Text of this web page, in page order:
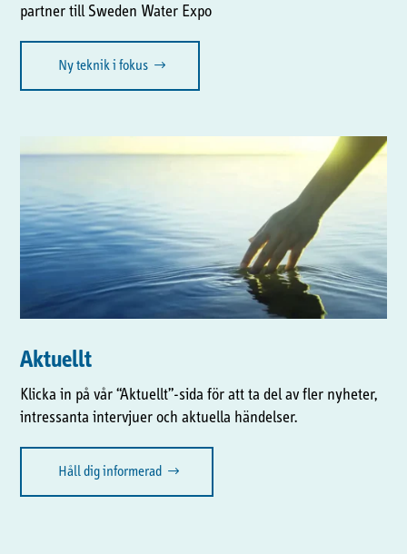
partner till Sweden Water Expo
Ny teknik i fokus
Aktuellt
Klicka in på vår “Aktuellt”-sida för att ta del av fler nyheter,
intressanta intervjuer och aktuella händelser.
Håll dig informerad